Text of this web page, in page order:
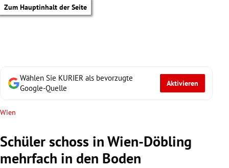
Zum Hauptinhalt der Seite
Wählen Sie KURIER als bevorzugte
Google-Quelle
Aktivieren
Wien
Schüler schoss in Wien-Döbling
mehrfach in den Boden